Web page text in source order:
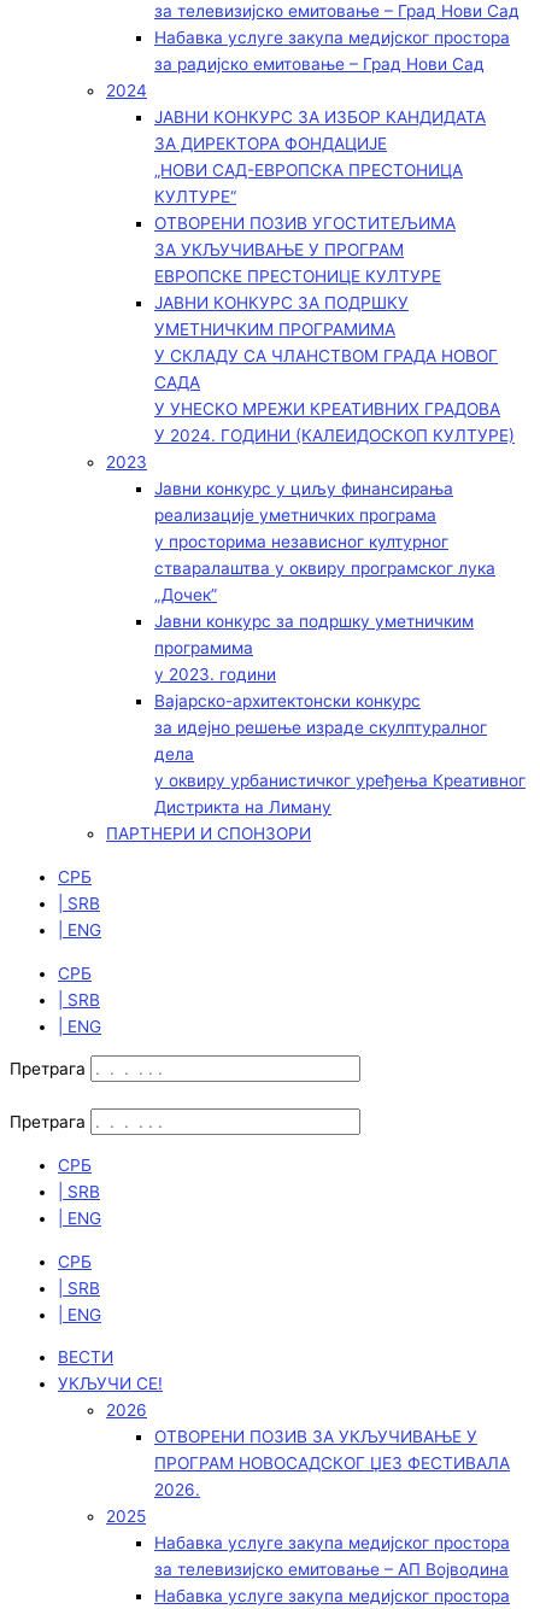
за телевизијско емитовање – Град Нови Сад
Набавка услуге закупа медијског простора
за радијско емитовање – Град Нови Сад
2024
ЈАВНИ КОНКУРС ЗА ИЗБОР КАНДИДАТА
ЗА ДИРЕКТОРА ФОНДАЦИЈЕ
„НОВИ САД-ЕВРОПСКА ПРЕСТОНИЦА
КУЛТУРЕ“
ОТВОРЕНИ ПОЗИВ УГОСТИТЕЉИМА
ЗА УКЉУЧИВАЊЕ У ПРОГРАМ
ЕВРОПСКЕ ПРЕСТОНИЦЕ КУЛТУРЕ
ЈАВНИ КОНКУРС ЗА ПОДРШКУ
УМЕТНИЧКИМ ПРОГРАМИМА
У СКЛАДУ СА ЧЛАНСТВОМ ГРАДА НОВОГ
САДА
У УНЕСКО МРЕЖИ КРЕАТИВНИХ ГРАДОВА
У 2024. ГОДИНИ (КАЛЕИДОСКОП КУЛТУРЕ)
2023
Јавни конкурс у циљу финансирања
реализације уметничких програма
у просторима независног културног
стваралаштва у оквиру програмског лука
„Дочек”
Јавни конкурс за подршку уметничким
програмима
у 2023. години
Вајарско-архитектонски конкурс
за идејно решење израде скулптуралног
дела
у оквиру урбанистичког уређења Креативног
Дистрикта на Лиману
ПАРТНЕРИ И СПОНЗОРИ
СРБ
| SRB
| ENG
СРБ
| SRB
| ENG
Претрага
Претрага
СРБ
| SRB
| ENG
СРБ
| SRB
| ENG
ВЕСТИ
УКЉУЧИ СЕ!
2026
ОТВОРЕНИ ПОЗИВ ЗА УКЉУЧИВАЊЕ У
ПРОГРАМ НОВОСАДСКОГ ЏЕЗ ФЕСТИВАЛА
2026.
2025
Набавка услуге закупа медијског простора
за телевизијско емитовање – АП Војводинa
Набавка услуге закупа медијског простора